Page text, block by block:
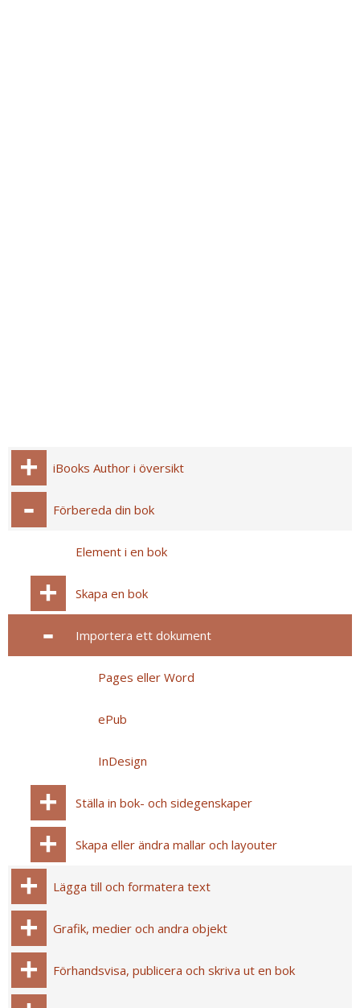
iBooks Author i översikt
Förbereda din bok
Element i en bok
Skapa en bok
Importera ett dokument
Pages eller Word
ePub
InDesign
Ställa in bok- och sidegenskaper
Skapa eller ändra mallar och layouter
Lägga till och formatera text
Grafik, medier och andra objekt
Förhandsvisa, publicera och skriva ut en bok